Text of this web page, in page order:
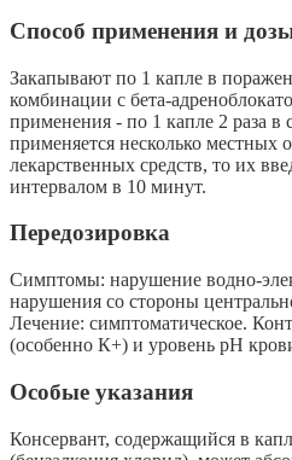
Способ применения и
Закапывают по 1 капле в
комбинации с бета-
применения - по 1 капле 2 раза в
применяется несколько местных
лекарственных средств, то их
интервалом в 10 минут.
Передозировка
Симптомы: нарушение водно-
нарушения со стороны
Лечение: симптоматическое.
(особенно К+) и уровень рН
Особые указания
Консервант, содержащийся в